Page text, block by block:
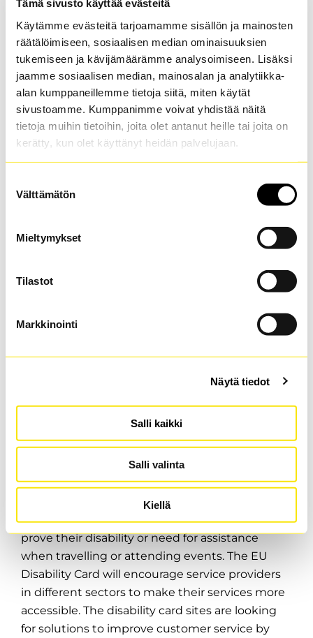
Tämä sivusto käyttää evästeitä
Käytämme evästeitä tarjoamamme sisällön ja mainosten
räätälöimiseen, sosiaalisen median ominaisuuksien
tukemiseen ja kävijämäärämme analysoimiseen. Lisäksi
jaamme sosiaalisen median, mainosalan ja analytiikka-
alan kumppaneillemme tietoja siitä, miten käytät
sivustoamme. Kumppanimme voivat yhdistää näitä
tietoja muihin tietoihin, joita olet antanut heille tai joita on
kerätty, kun olet käyttänyt heidän palvelujaan.
valinta
Välttämätön
Mieltymykset
Tilastot
Markkinointi
Näytä tiedot
Salli kaikki
Salli valinta
Kiellä
free of charge.
With the Tampere Taxi app, you get a fixed
price for your trip. This way you always
know the price of your taxi trip before you
go and avoid unnecessary surprises.
READ MORE ABOUT THE TAXI
Taxi from Tampere Disability
card destination
The EU Disability Card allows people with
disabilities in Finland and EU countries to easily
prove their disability or need for assistance
when travelling or attending events. The EU
Disability Card will encourage service providers
in different sectors to make their services more
accessible. The disability card sites are looking
for solutions to improve customer service by